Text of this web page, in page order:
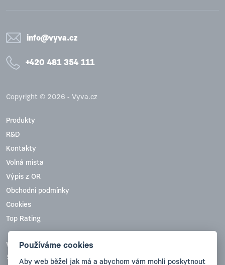
info@vyva.cz
+420 481 354 111
Copyright © 2026 - Vyva.cz
Produkty
R&D
Kontakty
Volná místa
Výpis z OR
Obchodní podmínky
Cookies
Top Rating
VYVA PLAST, s.r.o.
Sobotecká 836
Používáme cookies
Aby web běžel jak má a abychom vám mohli poskytnout